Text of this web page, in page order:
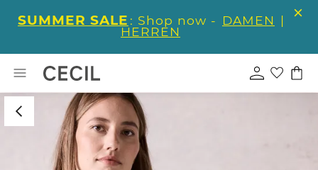
SUMMER SALE : Shop now - DAMEN |
HERREN